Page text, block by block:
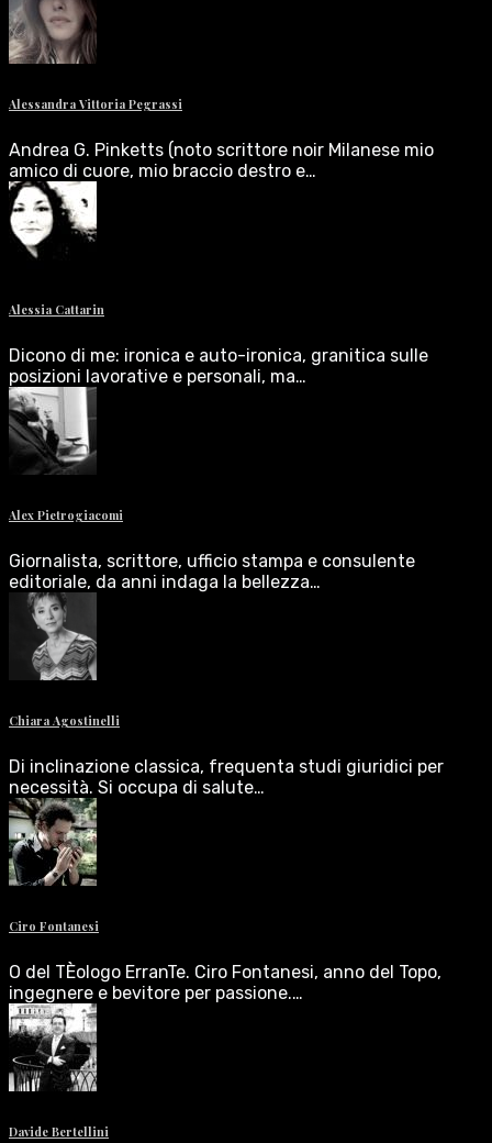
Alessandra Vittoria Pegrassi
Andrea G. Pinketts (noto scrittore noir Milanese mio
amico di cuore, mio braccio destro e…
Alessia Cattarin
Dicono di me: ironica e auto-ironica, granitica sulle
posizioni lavorative e personali, ma…
Alex Pietrogiacomi
Giornalista, scrittore, ufficio stampa e consulente
editoriale, da anni indaga la bellezza…
Chiara Agostinelli
Di inclinazione classica, frequenta studi giuridici per
necessità. Si occupa di salute…
Ciro Fontanesi
O del TÈologo ErranTe. Ciro Fontanesi, anno del Topo,
ingegnere e bevitore per passione.…
Davide Bertellini